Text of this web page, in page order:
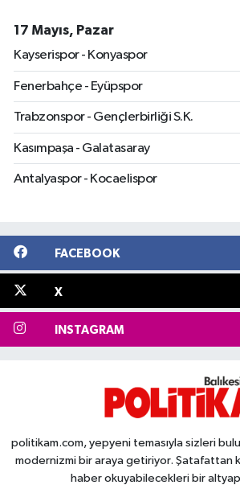
17 Mayıs, Pazar
Kayserispor - Konyaspor
Fenerbahçe - Eyüpspor
Trabzonspor - Gençlerbirliği S.K.
Kasımpaşa - Galatasaray
Antalyaspor - Kocaelispor
FACEBOOK
X
INSTAGRAM
politikam.com, yepyeni temasıyla sizleri
modernizmi bir araya getiriyor. Şatafattan
haber okuyabilecekleri bir